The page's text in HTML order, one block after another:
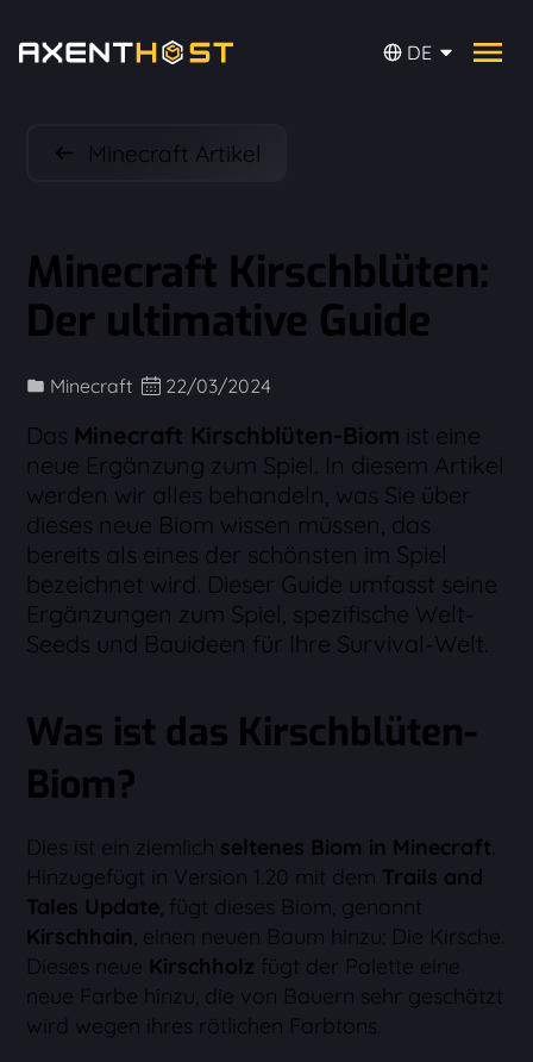
DE
Minecraft Artikel
Minecraft Kirschblüten:
Der ultimative Guide
Minecraft 22/03/2024
Das Minecraft Kirschblüten-Biom ist eine
neue Ergänzung zum Spiel. In diesem Artikel
werden wir alles behandeln, was Sie über
dieses neue Biom wissen müssen, das
bereits als eines der schönsten im Spiel
bezeichnet wird. Dieser Guide umfasst seine
Ergänzungen zum Spiel, spezifische Welt-
Seeds und Bauideen für Ihre Survival-Welt.
Was ist das Kirschblüten-
Biom?
Dies ist ein ziemlich seltenes Biom in Minecraft.
Hinzugefügt in Version 1.20 mit dem Trails and
Tales Update, fügt dieses Biom, genannt
Kirschhain, einen neuen Baum hinzu: Die Kirsche.
Dieses neue Kirschholz fügt der Palette eine
neue Farbe hinzu, die von Bauern sehr geschätzt
wird wegen ihres rötlichen Farbtons.